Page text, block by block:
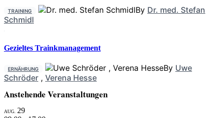
TRAINING By Dr. med. Stefan
Schmidl
Gezieltes Trainkmanagement
ERNÄHRUNG By Uwe
Schröder , Verena Hesse
Anstehende Veranstaltungen
AUG. 29